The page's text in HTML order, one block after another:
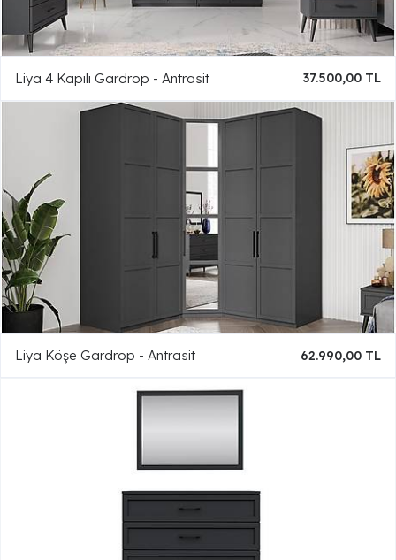
Liya 4 Kapılı Gardrop - Antrasit 37.500,00 TL
Liya Köşe Gardrop - Antrasit 62.990,00 TL